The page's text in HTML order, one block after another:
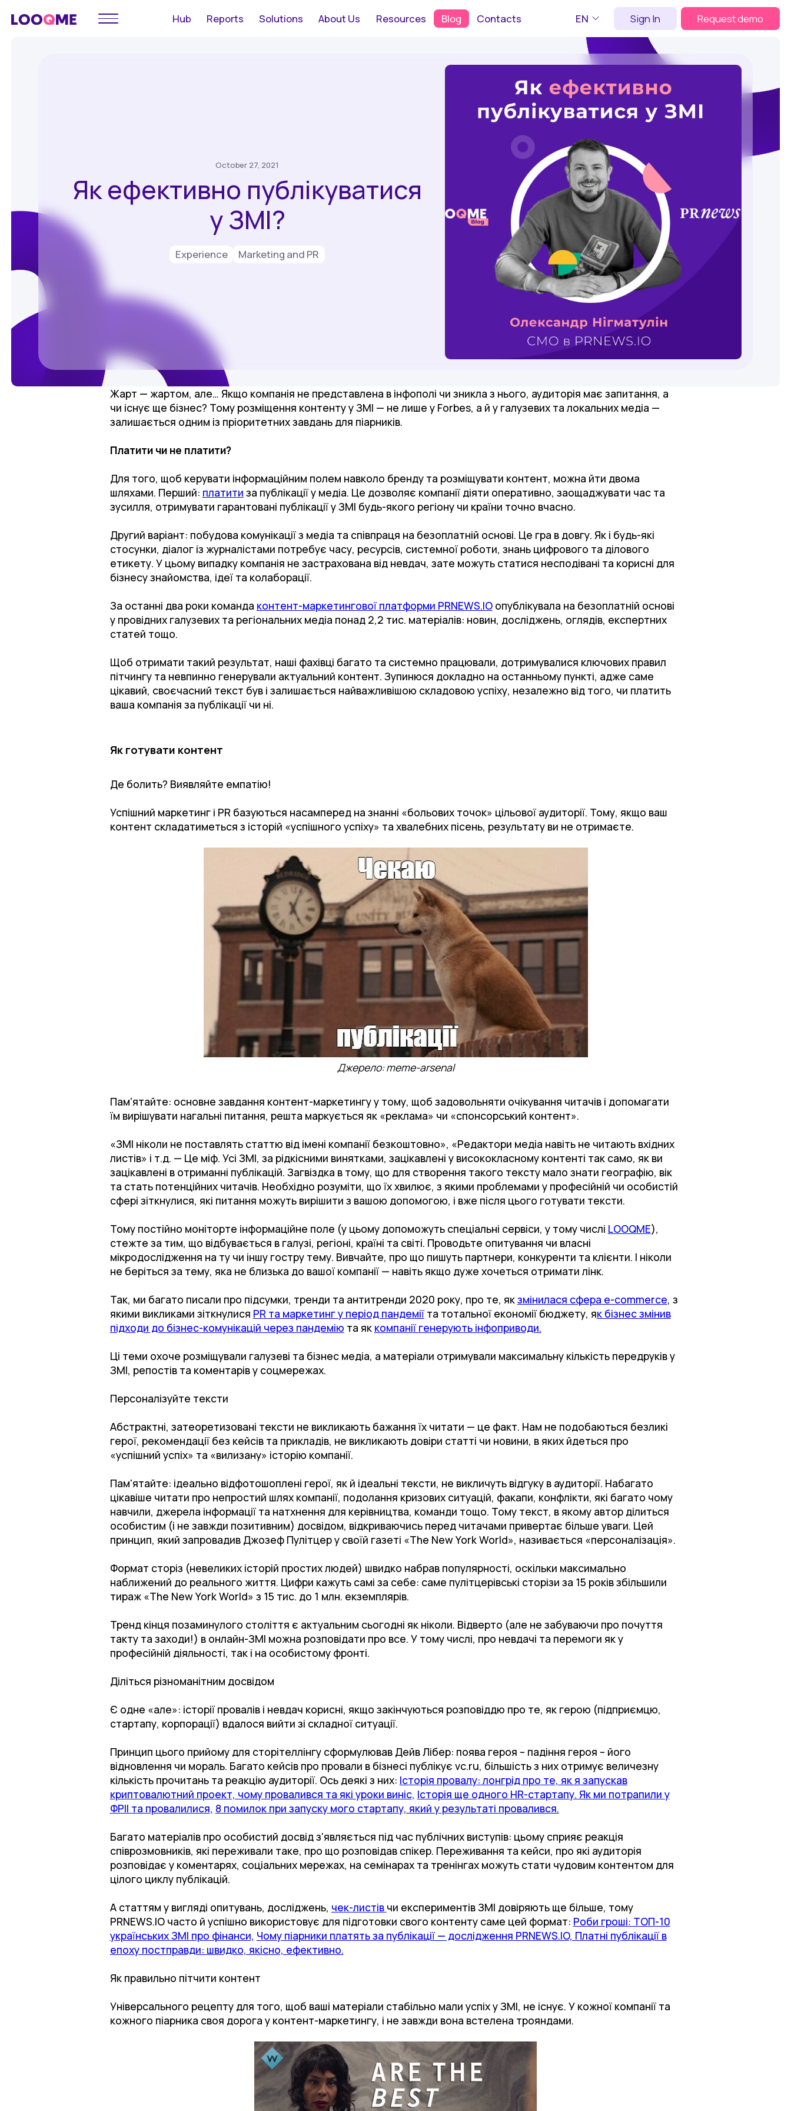
Hub Reports Solutions About Us Resources Blog Contacts EN Sign In Request demo
October 27, 2021
Як ефективно публікуватися
у ЗМІ?
Experience Marketing and PR
Жарт — жартом, але… Якщо компанія не представлена в інфополі чи зникла з нього, аудиторія має запитання, а
чи існує ще бізнес? Тому розміщення контенту у ЗМІ — не лише у Forbes, а й у галузевих та локальних медіа —
залишається одним із пріоритетних завдань для піарників.
Платити чи не платити?
Для того, щоб керувати інформаційним полем навколо бренду та розміщувати контент, можна йти двома
шляхами. Перший: платити за публікації у медіа. Це дозволяє компанії діяти оперативно, заощаджувати час та
зусилля, отримувати гарантовані публікації у ЗМІ будь-якого регіону чи країни точно вчасно.
Другий варіант: побудова комунікації з медіа та співпраця на безоплатній основі. Це гра в довгу. Як і будь-які
стосунки, діалог із журналістами потребує часу, ресурсів, системної роботи, знань цифрового та ділового
етикету. У цьому випадку компанія не застрахована від невдач, зате можуть статися несподівані та корисні для
бізнесу знайомства, ідеї та колаборації.
За останні два роки команда контент-маркетингової платформи PRNEWS.IOопублікувала на безоплатній основі
у провідних галузевих та регіональних медіа понад 2,2 тис. матеріалів: новин, досліджень, оглядів, експертних
статей тощо.
Щоб отримати такий результат, наші фахівці багато та системно працювали, дотримувалися ключових правил
пітчингу та невпинно генерували актуальний контент. Зупинюся докладно на останньому пункті, адже саме
цікавий, своєчасний текст був і залишається найважливішою складовою успіху, незалежно від того, чи платить
ваша компанія за публікації чи ні.
Як готувати контент
Де болить? Виявляйте емпатію!
Успішний маркетинг і PR базуються насамперед на знанні «больових точок» цільової аудиторії. Тому, якщо ваш
контент складатиметься з історій «успішного успіху» та хвалебних пісень, результату ви не отримаєте.
Джерело: meme-arsenal
Пам'ятайте: основне завдання контент-маркетингу у тому, щоб задовольняти очікування читачів і допомагати
їм вирішувати нагальні питання, решта маркується як «реклама» чи «спонсорський контент».
«ЗМІ ніколи не поставлять статтю від імені компанії безкоштовно», «Редактори медіа навіть не читають вхідних
листів» і т.д. — Це міф. Усі ЗМІ, за рідкісними винятками, зацікавлені у висококласному контенті так само, як ви
зацікавлені в отриманні публікацій. Загвіздка в тому, що для створення такого тексту мало знати географію, вік
та стать потенційних читачів. Необхідно розуміти, що їх хвилює, з якими проблемами у професійній чи особистій
сфері зіткнулися, які питання можуть вирішити з вашою допомогою, і вже після цього готувати тексти.
Тому постійно моніторте інформаційне поле (у цьому допоможуть спеціальні сервіси, у тому числі LOOQME),
стежте за тим, що відбувається в галузі, регіоні, країні та світі. Проводьте опитування чи власні
мікродослідження на ту чи іншу гостру тему. Вивчайте, про що пишуть партнери, конкуренти та клієнти. І ніколи
не беріться за тему, яка не близька до вашої компанії — навіть якщо дуже хочеться отримати лінк.
Так, ми багато писали про підсумки, тренди та антитренди 2020 року, про те, якзмінилася сфера e-commerce, з
якими викликами зіткнулися PR та маркетинг у період пандеміїта тотальної економії бюджету, як бізнес змінив
підходи до бізнес-комунікацій через пандемію та як компанії генерують інфоприводи.
Ці теми охоче розміщували галузеві та бізнес медіа, а матеріали отримували максимальну кількість передруків у
ЗМІ, репостів та коментарів у соцмережах.
Персоналізуйте тексти
Абстрактні, затеоретизовані тексти не викликають бажання їх читати — це факт. Нам не подобаються безликі
герої, рекомендації без кейсів та прикладів, не викликають довіри статті чи новини, в яких йдеться про
«успішний успіх» та «вилизану» історію компанії.
Пам'ятайте: ідеально відфотошоплені герої, як й ідеальні тексти, не викличуть відгуку в аудиторії. Набагато
цікавіше читати про непростий шлях компанії, подолання кризових ситуацій, факапи, конфлікти, які багато чому
навчили, джерела інформації та натхнення для керівництва, команди тощо. Тому текст, в якому автор ділиться
особистим (і не завжди позитивним) досвідом, відкриваючись перед читачами привертає більше уваги. Цей
принцип, який запровадив Джозеф Пулітцер у своїй газеті «The New York World», називається «персоналізація».
Формат сторіз (невеликих історій простих людей) швидко набрав популярності, оскільки максимально
наближений до реального життя. Цифри кажуть самі за себе: саме пулітцерівські сторізи за 15 років збільшили
тираж «The New York World» з 15 тис. до 1 млн. екземплярів.
Тренд кінця позаминулого століття є актуальним сьогодні як ніколи. Відверто (але не забуваючи про почуття
такту та заходи!) в онлайн-ЗМІ можна розповідати про все. У тому числі, про невдачі та перемоги як у
професійній діяльності, так і на особистому фронті.
Діліться різноманітним досвідом
Є одне «але»: історії провалів і невдач корисні, якщо закінчуються розповіддю про те, як герою (підприємцю,
стартапу, корпорації) вдалося вийти зі складної ситуації.
Принцип цього прийому для сторітеллінгу сформулював Дейв Лібер: поява героя – падіння героя – його
відновлення чи мораль. Багато кейсів про провали в бізнесі публікує vc.ru, більшість з них отримує величезну
кількість прочитань та реакцію аудиторії. Ось деякі з них: Історія провалу: лонгрід про те, як я запускав
криптовалютний проект, чому провалився та які уроки виніс, Історія ще одного HR-стартапу. Як ми потрапили у
ФРІІ та провалилися, 8 помилок при запуску мого стартапу, який у результаті провалився.
Багато матеріалів про особистий досвід з'являється під час публічних виступів: цьому сприяє реакція
співрозмовників, які переживали таке, про що розповідав спікер. Переживання та кейси, про які аудиторія
розповідає у коментарях, соціальних мережах, на семінарах та тренінгах можуть стати чудовим контентом для
цілого циклу публікацій.
А статтям у вигляді опитувань, досліджень, чек-листів чи експериментів ЗМІ довіряють ще більше, тому
PRNEWS.IO часто й успішно використовує для підготовки свого контенту саме цей формат: Роби гроші: ТОП-10
українських ЗМІ про фінанси, Чому піарники платять за публікації — дослідження PRNEWS.IO, Платні публікації в
епоху постправди: швидко, якісно, ефективно.
Як правильно пітчити контент
Універсального рецепту для того, щоб ваші матеріали стабільно мали успіх у ЗМІ, не існує. У кожної компанії та
кожного піарника своя дорога у контент-маркетингу, і не завжди вона встелена трояндами.